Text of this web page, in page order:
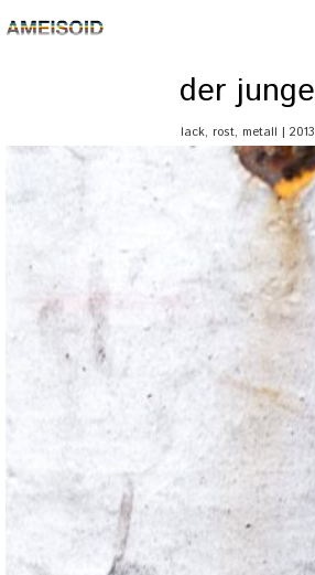
der junge
lack, rost, metall | 2013